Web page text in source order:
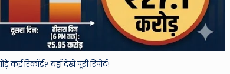
रिकॉर्ड? यहाँ देखें पूरी रिपोर्ट!